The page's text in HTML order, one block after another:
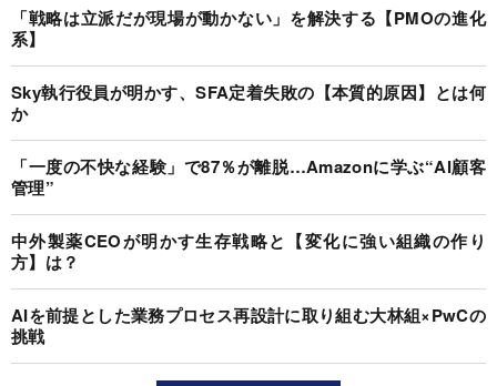
「戦略は立派だが現場が動かない」を解決する【PMOの進化
系】
Sky執行役員が明かす、SFA定着失敗の【本質的原因】とは何
か
「一度の不快な経験」で87％が離脱…Amazonに学ぶ“AI顧客
管理”
中外製薬CEOが明かす生存戦略と【変化に強い組織の作り
方】は？
AIを前提とした業務プロセス再設計に取り組む大林組×PwCの
挑戦